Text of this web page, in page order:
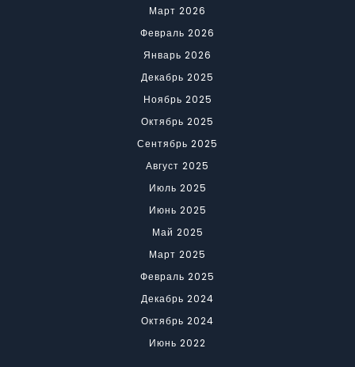
Март 2026
Февраль 2026
Январь 2026
Декабрь 2025
Ноябрь 2025
Октябрь 2025
Сентябрь 2025
Август 2025
Июль 2025
Июнь 2025
Май 2025
Март 2025
Февраль 2025
Декабрь 2024
Октябрь 2024
Июнь 2022